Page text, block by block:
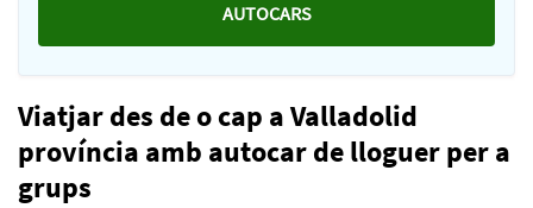
AUTOCARS
Viatjar des de o cap a Valladolid
província amb autocar de lloguer per a
grups